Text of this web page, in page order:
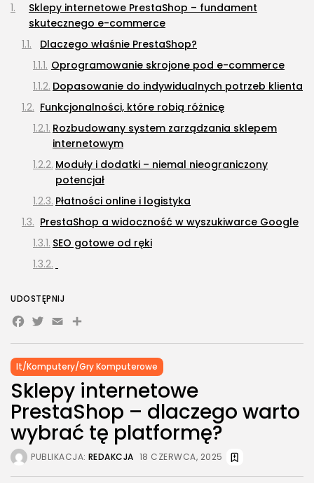
It/Komputery/Gry Komputerowe
Sklepy internetowe
PrestaShop – dlaczego warto
wybrać tę platformę?
PUBLIKACJA: REDAKCJA 18 CZERWCA, 2025
Sklepy internetowe PrestaShop – fundament
skutecznego e-commerce
Dlaczego właśnie PrestaShop?
Oprogramowanie skrojone pod e-commerce
Dopasowanie do indywidualnych potrzeb klienta
Funkcjonalności, które robią różnicę
Rozbudowany system zarządzania sklepem
internetowym
Moduły i dodatki – niemal nieograniczony
potencjał
Płatności online i logistyka
PrestaShop a widoczność w wyszukiwarce Google
SEO gotowe od ręki
Małe firmy, średnie przedsiębiorstwa i duże
sklepy
Gdy potrzebujesz przeniesienia sklepu lub
odświeżenia grafiki
Dlaczego warto postawić na profesjonalne
wdrożenie?
Doświadczenie, które się opłaca
Podsumowanie – PrestaShop to wybór, który się
opłaca
UDOSTĘPNIJ
Facebook
Twitter
Email